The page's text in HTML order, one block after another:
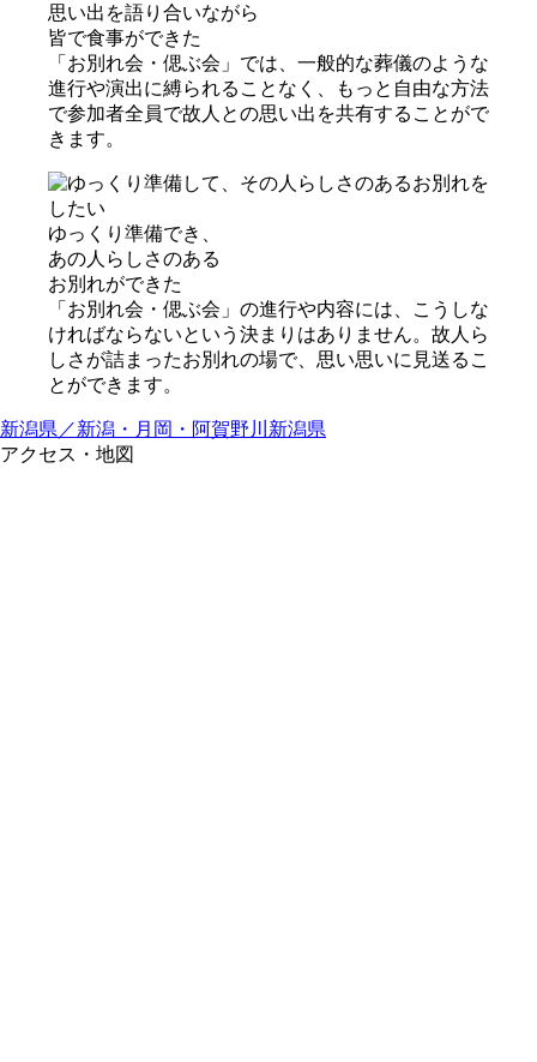
思い出を語り合いながら
皆で⾷事ができた
「お別れ会・偲ぶ会」では、一般的な葬儀のような
進行や演出に縛られることなく、もっと自由な方法
で参加者全員で故人との思い出を共有することがで
きます。
ゆっくり準備でき、
あの⼈らしさのある
お別れができた
「お別れ会・偲ぶ会」の進行や内容には、こうしな
ければならないという決まりはありません。故人ら
しさが詰まったお別れの場で、思い思いに見送るこ
とができます。
新潟県／新潟・月岡・阿賀野川 新潟県
アクセス・地図